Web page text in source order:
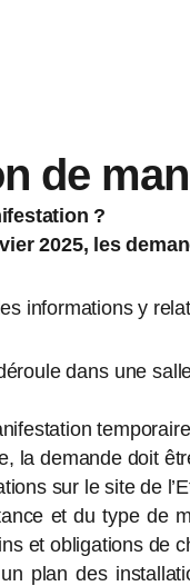
de
?
2025, les
informations y
dans une
la demande doit
sur le site de
et du type de
et obligations de
plan des